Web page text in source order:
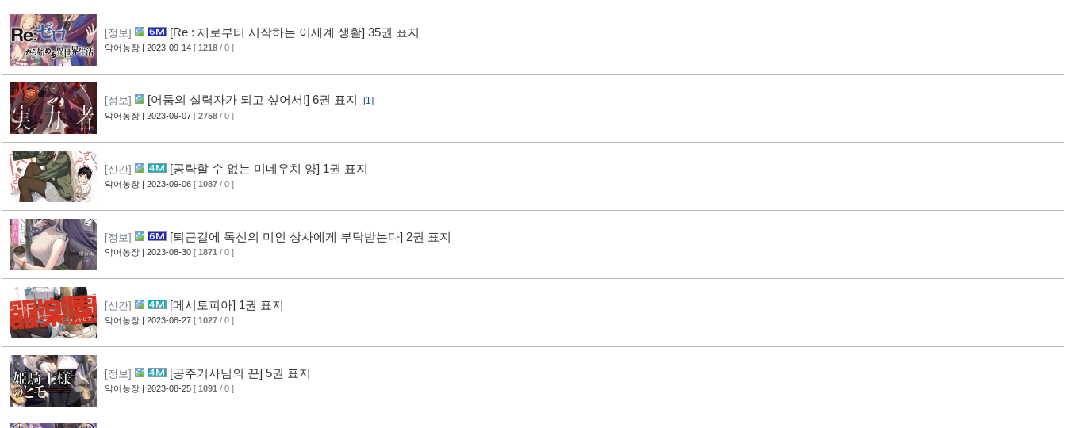
[정보] [Re : 제로부터 시작하는 이세계 생활] 35권 표지
악어농장 | 2023-09-14 [ 1218 / 0 ]
[정보] [어둠의 실력자가 되고 싶어서!] 6권 표지 [1]
악어농장 | 2023-09-07 [ 2758 / 0 ]
[신간] [공략할 수 없는 미네우치 양] 1권 표지
악어농장 | 2023-09-06 [ 1087 / 0 ]
[정보] [퇴근길에 독신의 미인 상사에게 부탁받는다] 2권 표지
악어농장 | 2023-08-30 [ 1871 / 0 ]
[신간] [메시토피아] 1권 표지
악어농장 | 2023-08-27 [ 1027 / 0 ]
[정보] [공주기사님의 끈] 5권 표지
악어농장 | 2023-08-25 [ 1091 / 0 ]